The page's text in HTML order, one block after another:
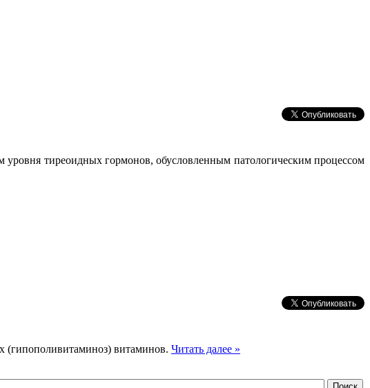
тиреоидных гормонов, обусловленным патологическим процессом
(гипополивитаминоз) витаминов. Читать далее »